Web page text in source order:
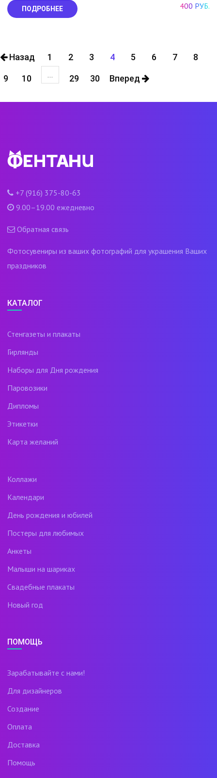
ПОДРОБНЕЕ 400 РУБ.
Назад 1 2 3 4 5 6 7 8
9 10 ... 29 30 Вперед
+7 (916) 375-80-63
9.00–19.00 ежедневно
Обратная связь
Фотосувениры из ваших фотографий для украшения Ваших
праздников
КАТАЛОГ
Стенгазеты и плакаты
Гирлянды
Наборы для Дня рождения
Паровозики
Дипломы
Этикетки
Карта желаний
Коллажи
Календари
День рождения и юбилей
Постеры для любимых
Анкеты
Малыши на шариках
Свадебные плакаты
Новый год
ПОМОЩЬ
Зарабатывайте с нами!
Для дизайнеров
Создание
Оплата
Доставка
Помощь